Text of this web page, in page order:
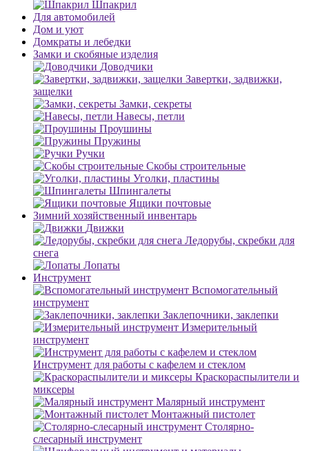
Шпакрил
Для автомобилей
Дом и уют
Домкраты и лебедки
Замки и скобяные изделия
Доводчики
Завертки, задвижки,
защелки
Замки, секреты
Навесы, петли
Проушины
Пружины
Ручки
Скобы строительные
Уголки, пластины
Шпингалеты
Ящики почтовые
Зимний хозяйственный инвентарь
Движки
Ледорубы, скребки для
снега
Лопаты
Инструмент
Вспомогательный
инструмент
Заклепочники, заклепки
Измерительный
инструмент
Инструмент для работы с кафелем и стеклом
Краскораспылители и
миксеры
Малярный инструмент
Монтажный пистолет
Столярно-
слесарный инструмент